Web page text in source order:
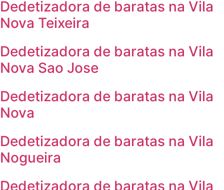
Dedetizadora de baratas na Vila
Nova Teixeira
Dedetizadora de baratas na Vila
Nova Sao Jose
Dedetizadora de baratas na Vila
Nova
Dedetizadora de baratas na Vila
Nogueira
Dedetizadora de baratas na Vila